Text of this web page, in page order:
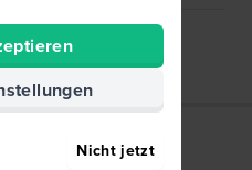
Nein
Nicht jetzt